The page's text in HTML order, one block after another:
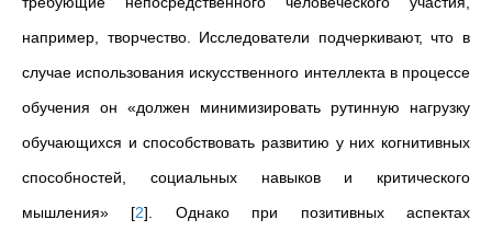
например, творчество. Исследователи подчеркивают, что в
случае использования искусственного интеллекта в процессе
обучения он «должен минимизировать рутинную нагрузку
обучающихся и способствовать развитию у них когнитивных
способностей, социальных навыков и критического
мышления» [2] . Однако при позитивных аспектах